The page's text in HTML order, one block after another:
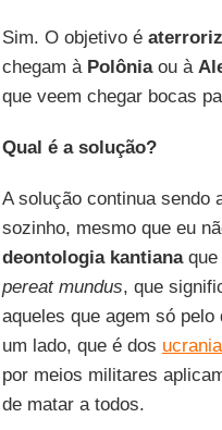
Sim. O objetivo é
chegam à Polôniaou à
que veem chegar bocas
Qual é a solução?
A solução continua sendo
sozinho, mesmo que eu
deontologia kantianaque
pereat mundus, que
aqueles que agem só
um lado, que é dos
por meios militares
de matar a todos.